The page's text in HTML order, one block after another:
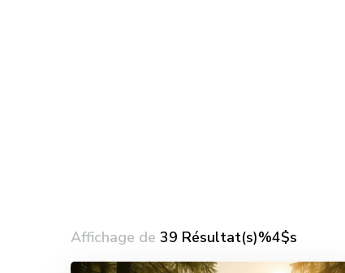
Affichage de 39 Résultat(s)%4$s